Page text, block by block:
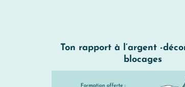
Ton rapport à l’argent -
blocages